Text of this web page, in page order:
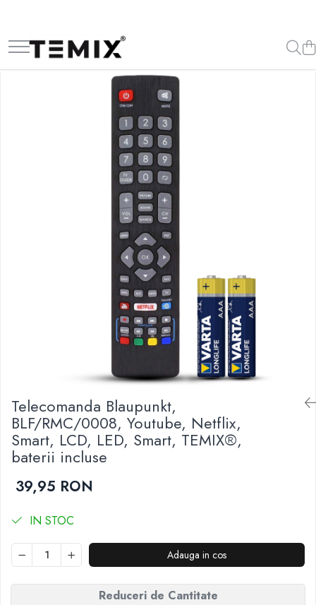
Telecomenzi TV
Telecomenzi Lg
Telecomenzi Blaupunkt
Telecomenzi Metz
Telecomenzi Nei
Telecomenzi Orion
Telecomenzi Panasonic
Telecomenzi Philips
Telecomenzi Schneider
Telecomenzi Smart-Tech
Telecomenzi Sony
Telecomanda Blaupunkt,
BLF/RMC/0008, Youtube, Netflix,
Smart, LCD, LED, Smart, TEMIX®,
baterii incluse
39,95 RON
IN STOC
Adauga in cos
Reduceri de Cantitate